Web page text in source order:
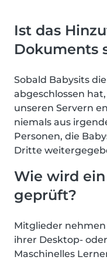
Ist das
Dokuments
Sobald Babysits
abgeschlossen
unseren Servern
niemals aus
Personen, die
Dritte
Wie wird
geprüft?
Mitglieder
ihrer Desktop-
Maschinelles